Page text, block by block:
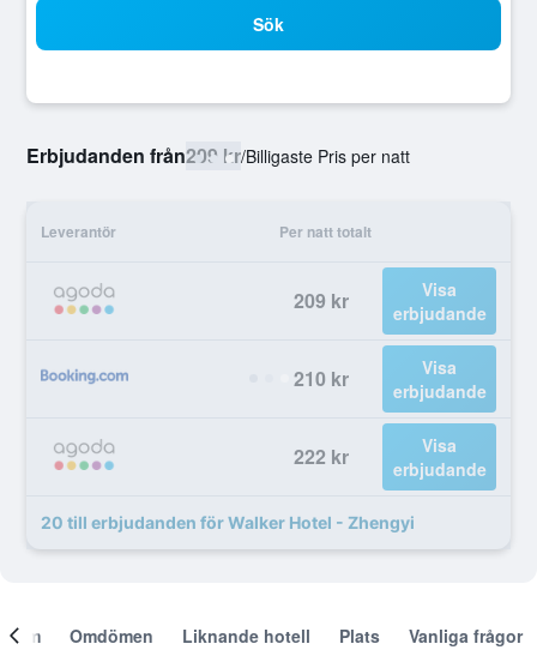
Sök
Erbjudanden från209 kr/Billigaste Pris per natt
Leverantör Per natt totalt
209 kr
Visa
erbjudande
210 kr
Visa
erbjudande
222 kr
Visa
erbjudande
20 till erbjudanden för Walker Hotel - Zhengyi
Om Omdömen Liknande hotell Plats Vanliga frågor